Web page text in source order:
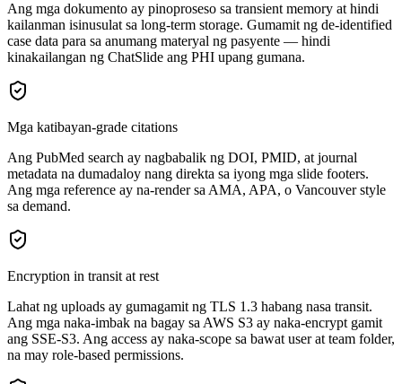
Ang mga dokumento ay pinoproseso sa transient memory at hindi
kailanman isinusulat sa long-term storage. Gumamit ng de-identified
case data para sa anumang materyal ng pasyente — hindi
kinakailangan ng ChatSlide ang PHI upang gumana.
Mga katibayan-grade citations
Ang PubMed search ay nagbabalik ng DOI, PMID, at journal
metadata na dumadaloy nang direkta sa iyong mga slide footers.
Ang mga reference ay na-render sa AMA, APA, o Vancouver style
sa demand.
Encryption in transit at rest
Lahat ng uploads ay gumagamit ng TLS 1.3 habang nasa transit.
Ang mga naka-imbak na bagay sa AWS S3 ay naka-encrypt gamit
ang SSE-S3. Ang access ay naka-scope sa bawat user at team folder,
na may role-based permissions.